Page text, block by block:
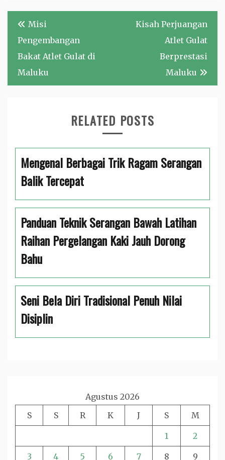
Navigasi
pos
Misi
Pengembangan
Bakat Atlet Gulat di
Maluku
Kisah Perjuangan
Atlet Gulat
Berprestasi
Maluku
RELATED POSTS
Mengenal Berbagai Trik Ragam Serangan
Balik Tercepat
Panduan Teknik Serangan Bawah Latihan
Raihan Pergelangan Kaki Jauh Dorong
Bahu
Seni Bela Diri Tradisional Penuh Nilai
Disiplin
Agustus 2026
S
S R K J S M
1 2
3 4 5 6 7 8 9